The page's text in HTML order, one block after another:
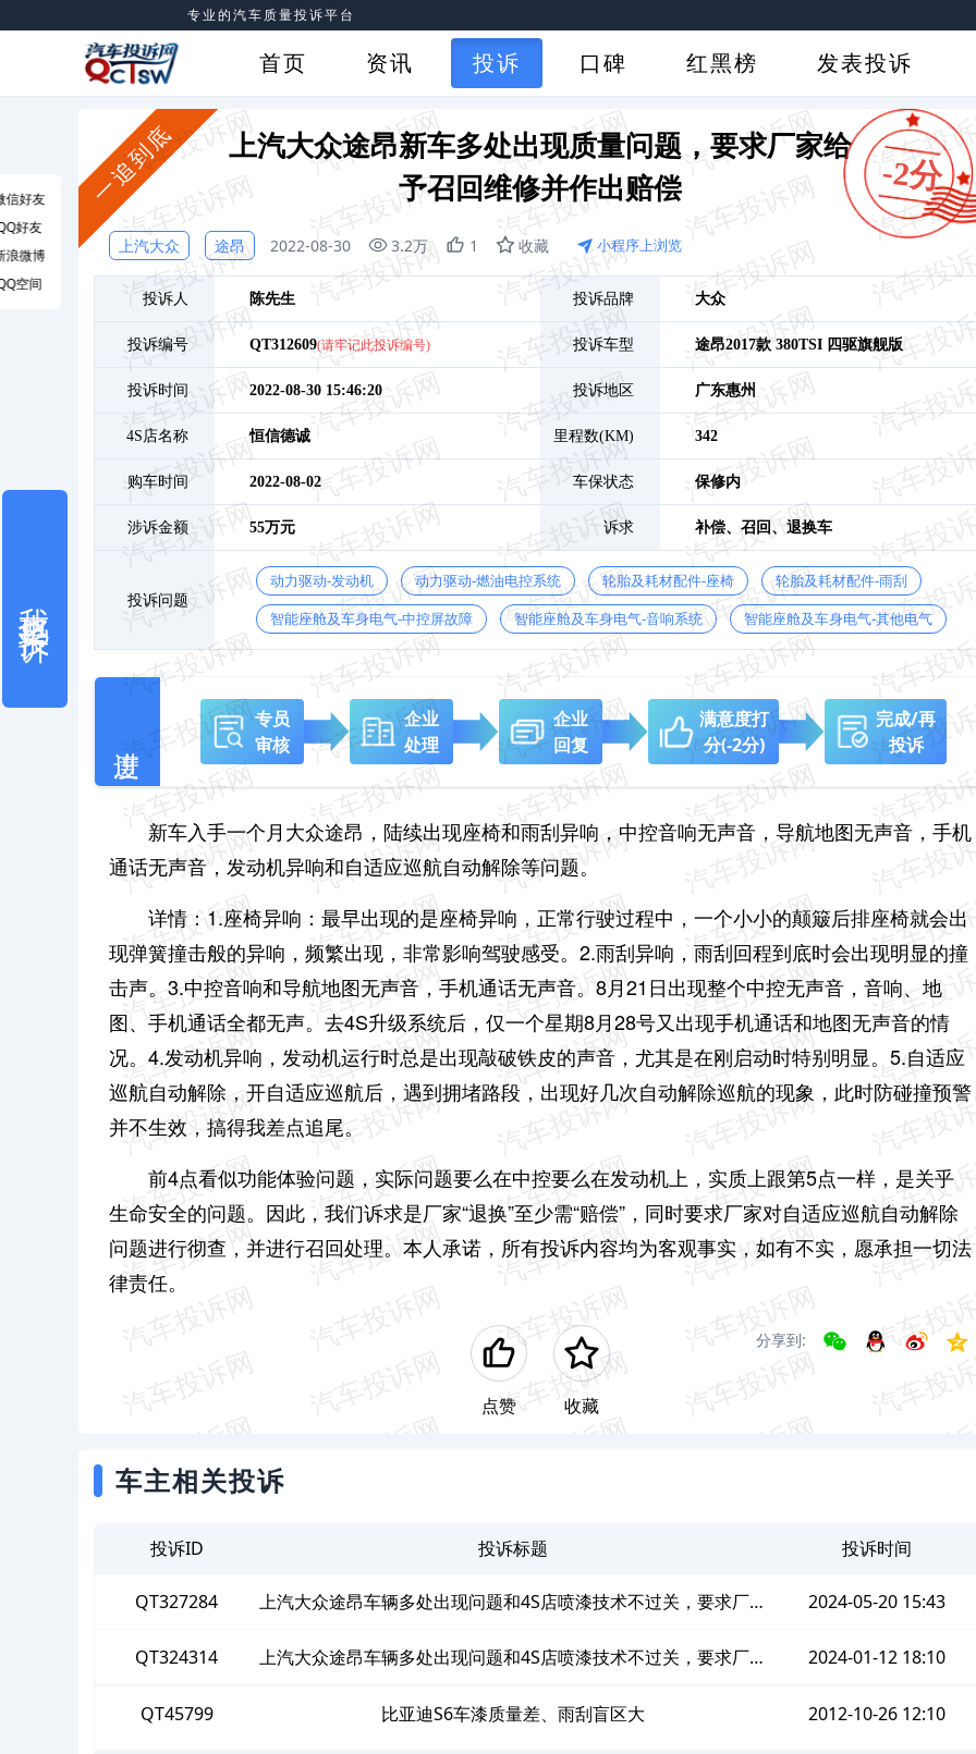
专业的汽车质量投诉平台
首页 资讯 投诉 口碑 红黑榜 发表投诉
-2分
一追到底
上汽大众途昂新车多处出现质量问题，要求厂家给
予召回维修并作出赔偿
上汽大众 途昂 2022-08-30 3.2万 1 收藏 小程序上浏览
投诉人 陈先生 投诉品牌 大众
投诉编号 QT312609(请牢记此投诉编号) 投诉车型 途昂2017款 380TSI 四驱旗舰版
投诉时间 2022-08-30 15:46:20 投诉地区 广东惠州
4S店名称 恒信德诚 里程数(KM) 342
购车时间 2022-08-02 车保状态 保修内
涉诉金额 55万元 诉求 补偿、 召回、 退换车
投诉问题
动力驱动-发动机 动力驱动-燃油电控系统 轮胎及耗材配件-座椅 轮胎及耗材配件-雨刮
智能座舱及车身电气-中控屏故障 智能座舱及车身电气-音响系统 智能座舱及车身电气-其他电气
专员
审核
企业
处理
企业
回复
满意度打
分(-2分)
完成/再
投诉
新车入手一个月大众途昂，陆续出现座椅和雨刮异响，中控音响无声音，导航地图无声音，手机
通话无声音，发动机异响和自适应巡航自动解除等问题。
详情：1.座椅异响：最早出现的是座椅异响，正常行驶过程中，一个小小的颠簸后排座椅就会出
现弹簧撞击般的异响，频繁出现，非常影响驾驶感受。2.雨刮异响，雨刮回程到底时会出现明显的撞
击声。3.中控音响和导航地图无声音，手机通话无声音。8月21日出现整个中控无声音，音响、地
图、手机通话全都无声。去4S升级系统后，仅一个星期8月28号又出现手机通话和地图无声音的情
况。4.发动机异响，发动机运行时总是出现敲破铁皮的声音，尤其是在刚启动时特别明显。5.自适应
巡航自动解除，开自适应巡航后，遇到拥堵路段，出现好几次自动解除巡航的现象，此时防碰撞预警
并不生效，搞得我差点追尾。
前4点看似功能体验问题，实际问题要么在中控要么在发动机上，实质上跟第5点一样，是关乎
生命安全的问题。因此，我们诉求是厂家“退换”至少需“赔偿”，同时要求厂家对自适应巡航自动解除
问题进行彻查，并进行召回处理。本人承诺，所有投诉内容均为客观事实，如有不实，愿承担一切法
律责任。
点赞 收藏
分享到:
车主相关投诉
投诉ID 投诉标题 投诉时间
QT327284 上汽大众途昂车辆多处出现问题和4S店喷漆技术不过关，要求厂家
给予彻底解决
2024-05-20 15:43
QT324314 上汽大众途昂车辆多处出现问题和4S店喷漆技术不过关，要求厂家
给予彻底解决
2024-01-12 18:10
QT45799 比亚迪S6车漆质量差、雨刮盲区大 2012-10-26 12:10
信好友
好友
浪微博
空间